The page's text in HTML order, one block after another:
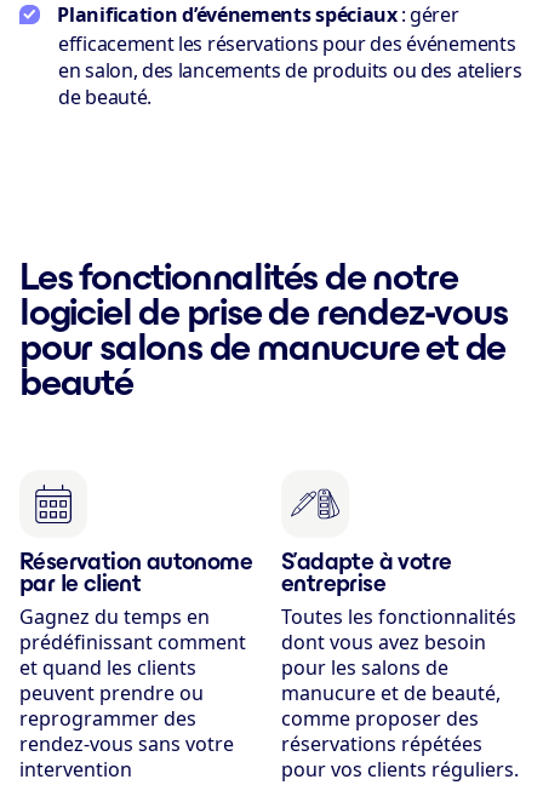
Planification d’événements spéciaux: gérer
efficacement les réservations pour des événements
en salon, des lancements de produits ou des ateliers
de beauté.
Les fonctionnalités de notre
logiciel de prise de rendez-vous
pour salons de manucure et de
beauté
Réservation autonome
par le client
Gagnez du temps en
prédéfinissant comment
et quand les clients
peuvent prendre ou
reprogrammer des
rendez-vous sans votre
intervention
S’adapte à votre
entreprise
Toutes les fonctionnalités
dont vous avez besoin
pour les salons de
manucure et de beauté,
comme proposer des
réservations répétées
pour vos clients réguliers.